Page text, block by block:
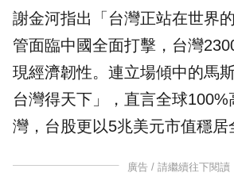
謝金河指出「 台灣正站在世界
管面臨中國全面打擊，台灣
現經濟韌性。連立場傾中的馬
台灣得天下」，直言全球100%
灣， 台股更以5兆美元市值穩居
廣告 / 請繼續往下閱讀